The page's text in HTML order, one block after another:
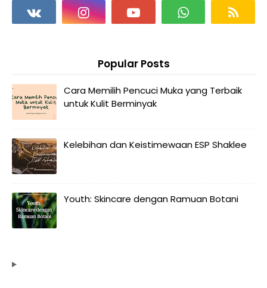
Popular Posts
Cara Memilih Pencuci Muka yang Terbaik
untuk Kulit Berminyak
Kelebihan dan Keistimewaan ESP Shaklee
Youth: Skincare dengan Ramuan Botani